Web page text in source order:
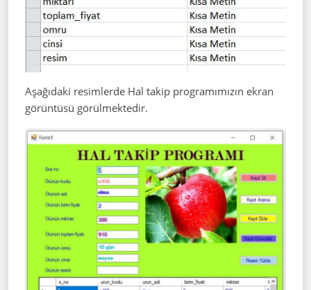
Aşağıdaki resimlerde Hal takip programımızın ekran
görüntüsü görülmektedir.